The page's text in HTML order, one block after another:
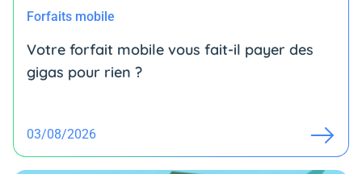
Forfaits mobile
Votre forfait mobile vous fait-il payer des
gigas pour rien ?
03/08/2026